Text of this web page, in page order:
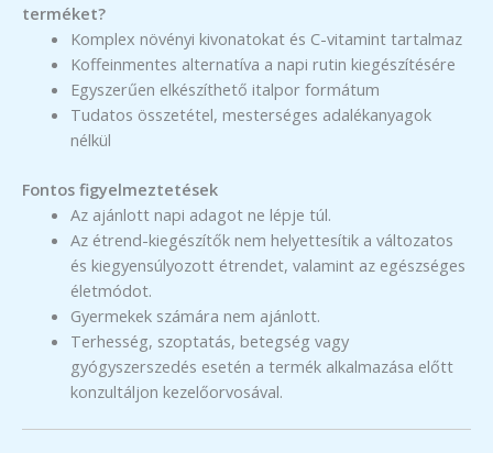
terméket?
Komplex növényi kivonatokat és C-vitamint tartalmaz
Koffeinmentes alternatíva a napi rutin kiegészítésére
Egyszerűen elkészíthető italpor formátum
Tudatos összetétel, mesterséges adalékanyagok
nélkül
Fontos figyelmeztetések
Az ajánlott napi adagot ne lépje túl.
Az étrend-kiegészítők nem helyettesítik a változatos
és kiegyensúlyozott étrendet, valamint az egészséges
életmódot.
Gyermekek számára nem ajánlott.
Terhesség, szoptatás, betegség vagy
gyógyszerszedés esetén a termék alkalmazása előtt
konzultáljon kezelőorvosával.